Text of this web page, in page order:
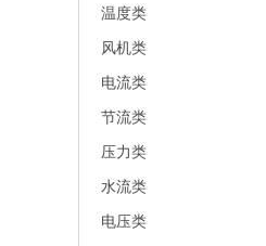
温度类
风机类
电流类
节流类
压力类
水流类
电压类